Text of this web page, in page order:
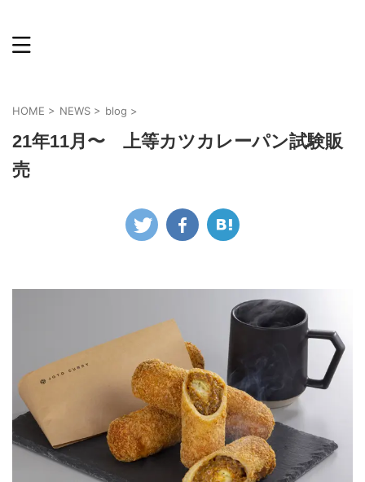
HOME > NEWS > blog >
21年11月〜 上等カツカレーパン試験販
売